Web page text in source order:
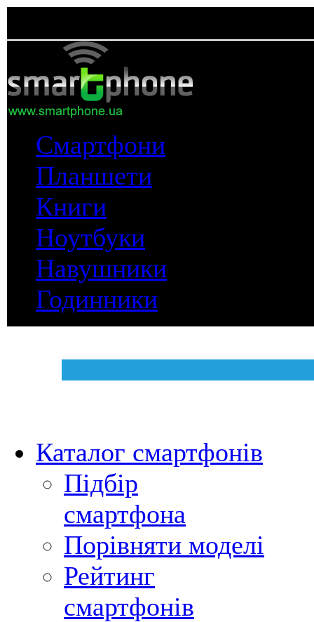
Смартфони
Планшети
Книги
Ноутбуки
Навушники
Годинники
Каталог смартфонів
Підбір
смартфона
Порівняти моделі
Рейтинг
смартфонів